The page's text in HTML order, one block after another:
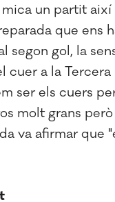
un partit
que ens
segon gol, la
cuer a la
ser els cuers
molt grans
va afirmar que